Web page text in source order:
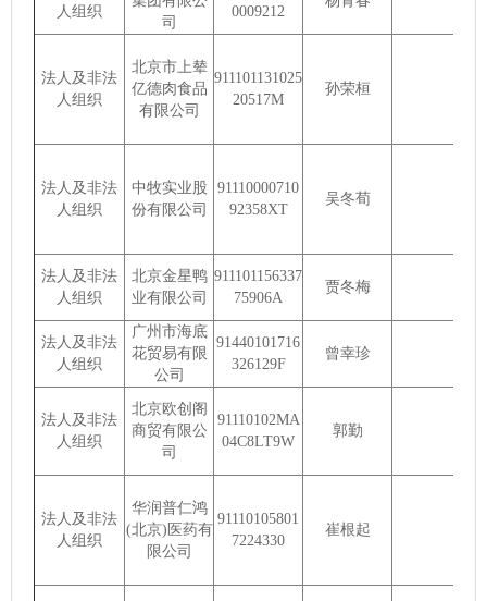
人组织
司
0009212
法人及非法
人组织
北京市上辇
亿德肉食品
有限公司
911101131025
20517M
孙荣桓
法人及非法
人组织
中牧实业股
份有限公司
91110000710
92358XT
吴冬荀
法人及非法
人组织
北京金星鸭
业有限公司
911101156337
75906A
贾冬梅
法人及非法
人组织
广州市海底
花贸易有限
公司
91440101716
326129F
曾幸珍
法人及非法
人组织
北京欧创阁
商贸有限公
司
91110102MA
04C8LT9W
郭勤
法人及非法
人组织
华润普仁鸿
(北京)医药有
限公司
91110105801
7224330
崔根起